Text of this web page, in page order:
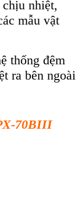
nhiệt,
mẫu vật
thống đệm
ra bên ngoài
70BIII